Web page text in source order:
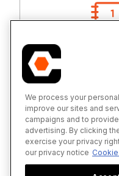
Aplicación
Android:
We process your
improve our sites and
campaigns and to
advertising. By clicking
exercise your privacy
our privacy notice